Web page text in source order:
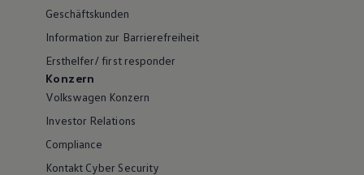
Geschäftskunden
Information zur Barrierefreiheit
Ersthelfer/ first responder
Konzern
Volkswagen Konzern
Investor Relations
Compliance
Kontakt Cyber Security